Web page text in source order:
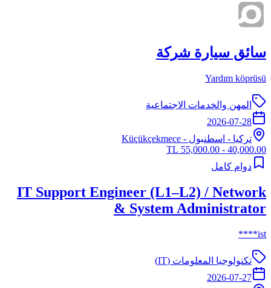
سائق سيارة شركة
Yardım köprüsü
المهن والخدمات الاجتماعية
2026-07-28
تركيا - اسطنبول - Küçükçekmece
40,000.00 - 55,000.00 TL
دوام كامل
IT Support Engineer (L1–L2) / Network
& System Administrator
ist****
تكنولوجيا المعلومات (IT)
2026-07-27